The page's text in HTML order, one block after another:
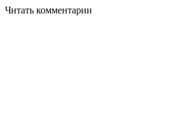
Читать комментарии